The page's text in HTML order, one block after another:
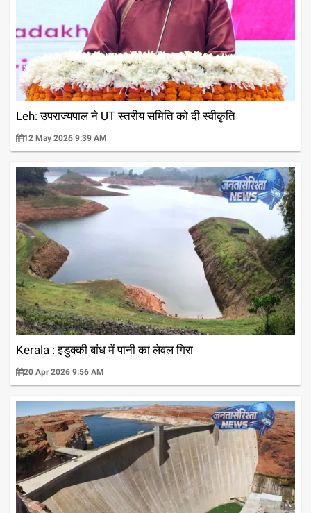
Leh: उपराज्यपाल ने UT स्तरीय समिति को दी स्वीकृति
12 May 2026 9:39 AM
Kerala : इडुक्की बांध में पानी का लेवल गिरा
20 Apr 2026 9:56 AM